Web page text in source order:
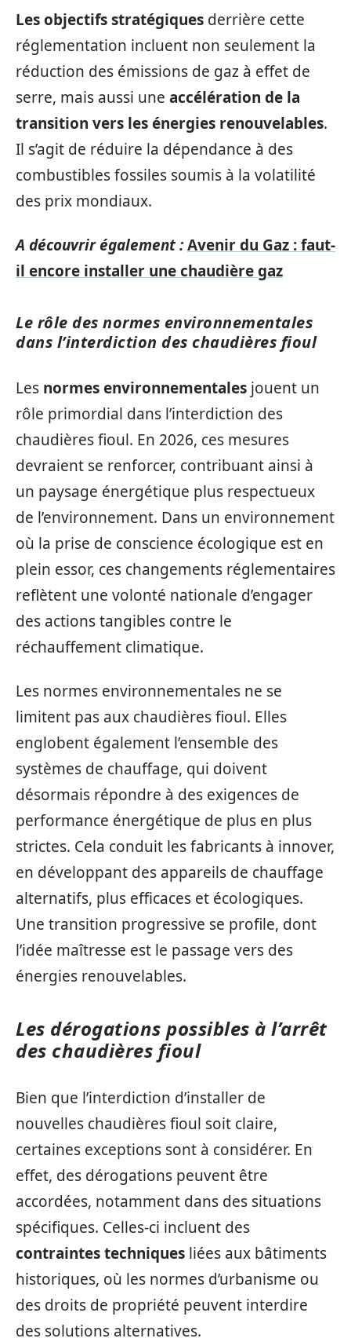
Les objectifs stratégiques derrière cette
réglementation incluent non seulement la
réduction des émissions de gaz à effet de
serre, mais aussi une accélération de la
transition vers les énergies renouvelables.
Il s’agit de réduire la dépendance à des
combustibles fossiles soumis à la volatilité
des prix mondiaux.
A découvrir également :Avenir du Gaz : faut-
il encore installer une chaudière gaz
Le rôle des normes environnementales
dans l’interdiction des chaudières fioul
Les normes environnementales jouent un
rôle primordial dans l’interdiction des
chaudières fioul. En 2026, ces mesures
devraient se renforcer, contribuant ainsi à
un paysage énergétique plus respectueux
de l’environnement. Dans un environnement
où la prise de conscience écologique est en
plein essor, ces changements réglementaires
reflètent une volonté nationale d’engager
des actions tangibles contre le
réchauffement climatique.
Les normes environnementales ne se
limitent pas aux chaudières fioul. Elles
englobent également l’ensemble des
systèmes de chauffage, qui doivent
désormais répondre à des exigences de
performance énergétique de plus en plus
strictes. Cela conduit les fabricants à innover,
en développant des appareils de chauffage
alternatifs, plus efficaces et écologiques.
Une transition progressive se profile, dont
l’idée maîtresse est le passage vers des
énergies renouvelables.
Les dérogations possibles à l’arrêt
des chaudières fioul
Bien que l’interdiction d’installer de
nouvelles chaudières fioul soit claire,
certaines exceptions sont à considérer. En
effet, des dérogations peuvent être
accordées, notamment dans des situations
spécifiques. Celles-ci incluent des
contraintes techniques liées aux bâtiments
historiques, où les normes d’urbanisme ou
des droits de propriété peuvent interdire
des solutions alternatives.